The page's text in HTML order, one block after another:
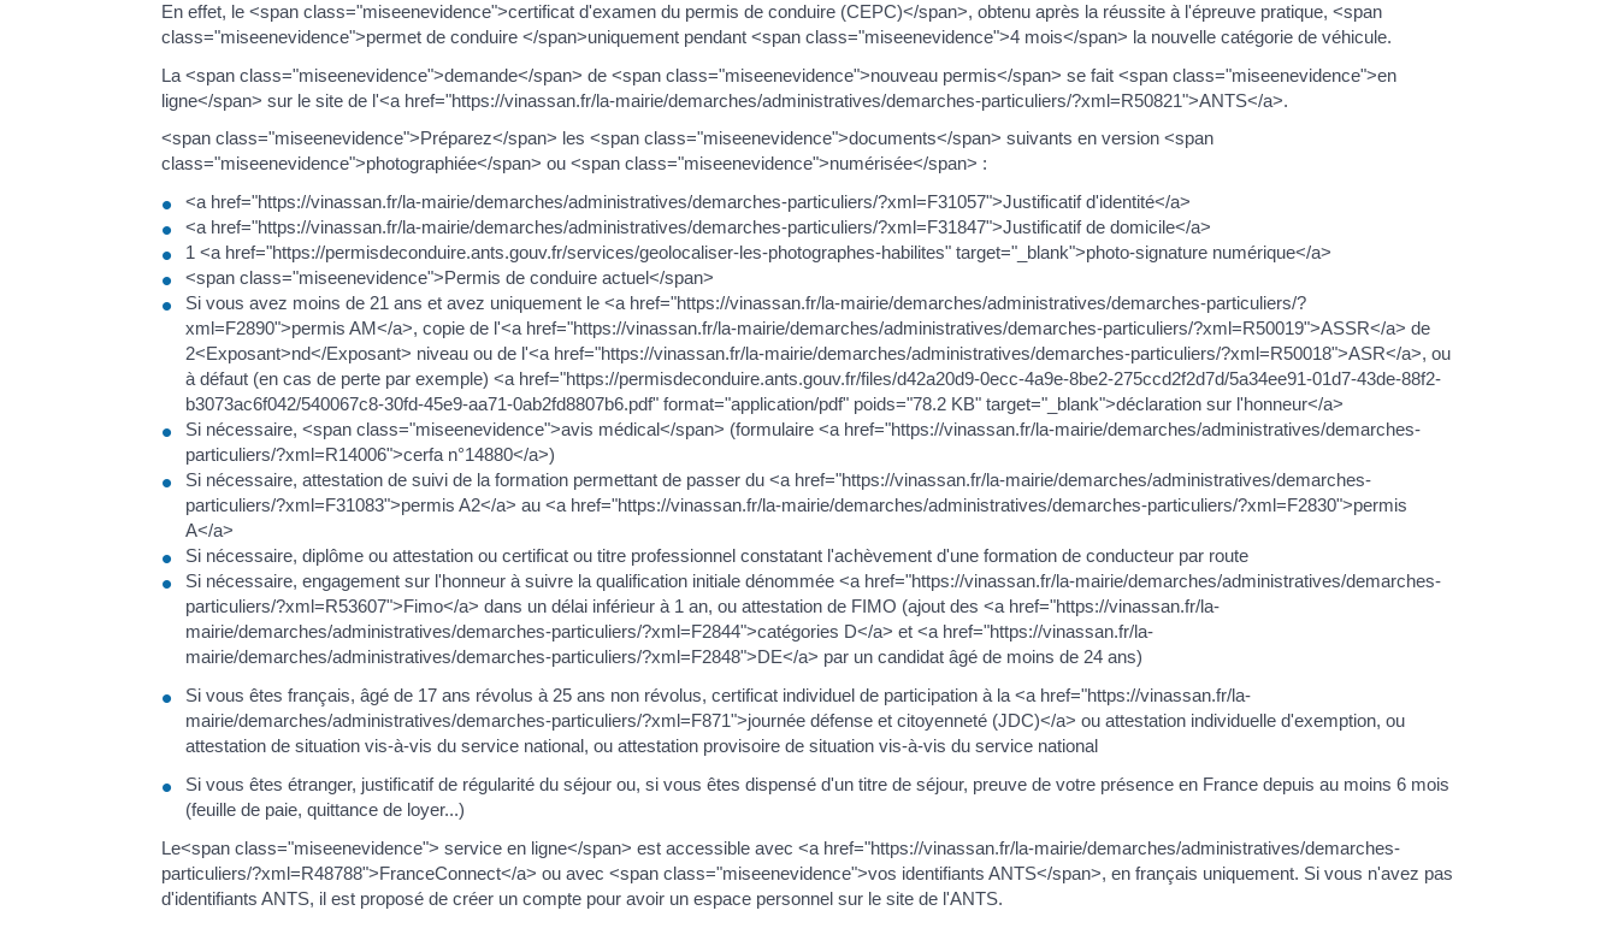
En effet, le <span class="miseenevidence">certificat d'examen du permis de conduire (CEPC)</span>, obtenu après la réussite à l'épreuve pratique, <span
class="miseenevidence">permet de conduire </span>uniquement pendant <span class="miseenevidence">4 mois</span> la nouvelle catégorie de véhicule.
La <span class="miseenevidence">demande</span> de <span class="miseenevidence">nouveau permis</span> se fait <span class="miseenevidence">en
ligne</span> sur le site de l'<a href="https://vinassan.fr/la-mairie/demarches/administratives/demarches-particuliers/?xml=R50821">ANTS</a>.
<span class="miseenevidence">Préparez</span> les <span class="miseenevidence">documents</span> suivants en version <span
class="miseenevidence">photographiée</span> ou <span class="miseenevidence">numérisée</span> :
<a href="https://vinassan.fr/la-mairie/demarches/administratives/demarches-particuliers/?xml=F31057">Justificatif d'identité</a>
<a href="https://vinassan.fr/la-mairie/demarches/administratives/demarches-particuliers/?xml=F31847">Justificatif de domicile</a>
1 <a href="https://permisdeconduire.ants.gouv.fr/services/geolocaliser-les-photographes-habilites" target="_blank">photo-signature numérique</a>
<span class="miseenevidence">Permis de conduire actuel</span>
Si vous avez moins de 21 ans et avez uniquement le <a href="https://vinassan.fr/la-mairie/demarches/administratives/demarches-particuliers/?
xml=F2890">permis AM</a>, copie de l'<a href="https://vinassan.fr/la-mairie/demarches/administratives/demarches-particuliers/?xml=R50019">ASSR</a> de
2<Exposant>nd</Exposant> niveau ou de l'<a href="https://vinassan.fr/la-mairie/demarches/administratives/demarches-particuliers/?xml=R50018">ASR</a>, ou
à défaut (en cas de perte par exemple) <a href="https://permisdeconduire.ants.gouv.fr/files/d42a20d9-0ecc-4a9e-8be2-275ccd2f2d7d/5a34ee91-01d7-43de-88f2-
b3073ac6f042/540067c8-30fd-45e9-aa71-0ab2fd8807b6.pdf" format="application/pdf" poids="78.2 KB" target="_blank">déclaration sur l'honneur</a>
Si nécessaire, <span class="miseenevidence">avis médical</span> (formulaire <a href="https://vinassan.fr/la-mairie/demarches/administratives/demarches-
particuliers/?xml=R14006">cerfa n°14880</a>)
Si nécessaire, attestation de suivi de la formation permettant de passer du <a href="https://vinassan.fr/la-mairie/demarches/administratives/demarches-
particuliers/?xml=F31083">permis A2</a> au <a href="https://vinassan.fr/la-mairie/demarches/administratives/demarches-particuliers/?xml=F2830">permis
A</a>
Si nécessaire, diplôme ou attestation ou certificat ou titre professionnel constatant l'achèvement d'une formation de conducteur par route
Si nécessaire, engagement sur l'honneur à suivre la qualification initiale dénommée <a href="https://vinassan.fr/la-mairie/demarches/administratives/demarches-
particuliers/?xml=R53607">Fimo</a> dans un délai inférieur à 1 an, ou attestation de FIMO (ajout des <a href="https://vinassan.fr/la-
mairie/demarches/administratives/demarches-particuliers/?xml=F2844">catégories D</a> et <a href="https://vinassan.fr/la-
mairie/demarches/administratives/demarches-particuliers/?xml=F2848">DE</a> par un candidat âgé de moins de 24 ans)
Si vous êtes français, âgé de 17 ans révolus à 25 ans non révolus, certificat individuel de participation à la <a href="https://vinassan.fr/la-
mairie/demarches/administratives/demarches-particuliers/?xml=F871">journée défense et citoyenneté (JDC)</a> ou attestation individuelle d'exemption, ou
attestation de situation vis-à-vis du service national, ou attestation provisoire de situation vis-à-vis du service national
Si vous êtes étranger, justificatif de régularité du séjour ou, si vous êtes dispensé d'un titre de séjour, preuve de votre présence en France depuis au moins 6 mois
(feuille de paie, quittance de loyer...)
Le<span class="miseenevidence"> service en ligne</span> est accessible avec <a href="https://vinassan.fr/la-mairie/demarches/administratives/demarches-
particuliers/?xml=R48788">FranceConnect</a> ou avec <span class="miseenevidence">vos identifiants ANTS</span>, en français uniquement. Si vous n'avez pas
d'identifiants ANTS, il est proposé de créer un compte pour avoir un espace personnel sur le site de l'ANTS.